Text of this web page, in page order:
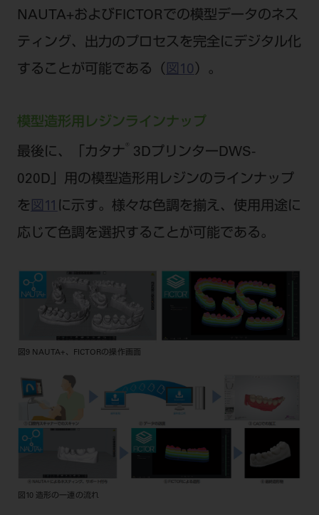
NAUTA+およびFICTORでの模型データのネス
ティング、出力のプロセスを完全にデジタル化
することが可能である（ 図10 ）。
模型造形用レジンラインナップ
最後に、「カタナ
3DプリンターDWS-
020D」用の模型造形用レジンのラインナップ
を 図11
に示す。様々な色調を揃え、使用用途に
応じて色調を選択することが可能である。
図9 NAUTA+、FICTORの操作画面
図10 造形の一連の流れ